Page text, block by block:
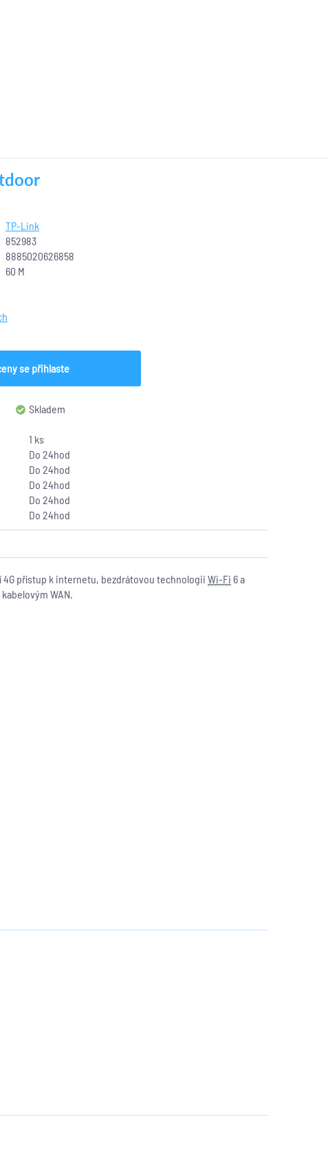
TP-Link
852983
8885020626858
60 M
se přihlaste
Skladem
1 ks
Do 24hod
Do 24hod
Do 24hod
Do 24hod
Do 24hod
4G přístup k internetu, bezdrátovou technologii Wi-Fi 6 a
WAN.